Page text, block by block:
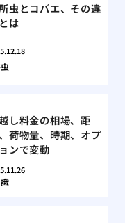
虫とコバエ、その違
は
し料金の相場、距
荷物量、時期、オプ
ンで変動